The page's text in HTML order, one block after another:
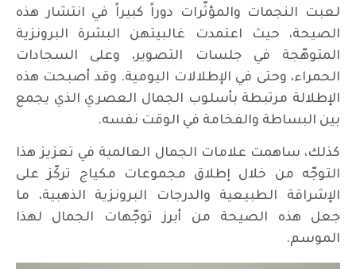
لعبت النجمات والمؤثّرات دوراً كبيراً في انتشار هذه
الصيحة، حيث اعتمدت غالبيتهن البشرة البرونزية
المتوهّجة في جلسات التصوير، وعلى السجادات
الحمراء، وحتى في الإطلالات اليومية. وقد أصبحت هذه
الإطلالة مرتبطة بأسلوب الجمال العصري الذي يجمع
بين البساطة والفخامة في الوقت نفسه.
كذلك، ساهمت علامات الجمال العالمية في تعزيز هذا
التوجّه من خلال إطلاق مجموعات مكياج تركّز على
الإشراقة الطبيعية والدرجات البرونزية الذهبية، ما
جعل هذه الصيحة من أبرز توجّهات الجمال لهذا
الموسم.